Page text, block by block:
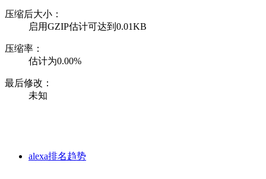
压缩后大小：
启用GZIP估计可达到0.01KB
压缩率：
估计为0.00%
最后修改：
未知
alexa排名趋势